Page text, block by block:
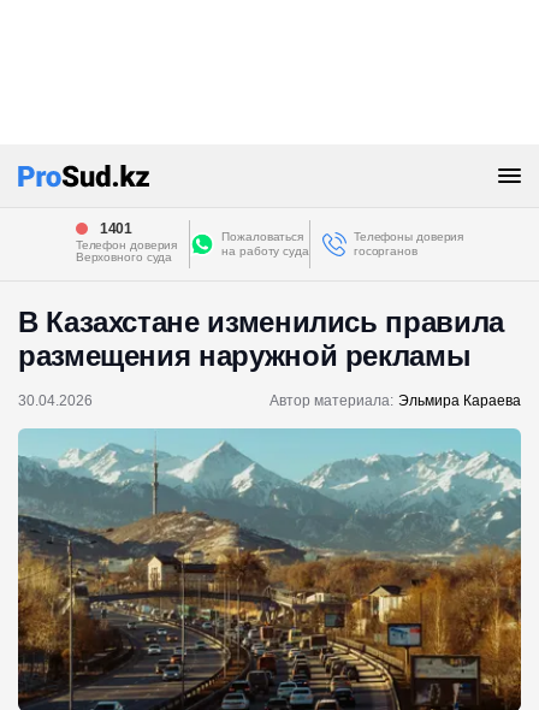
1401
Телефон доверия
Верховного суда
Пожаловаться
на работу суда
Телефоны доверия
госорганов
В Казахстане изменились правила
размещения наружной рекламы
30.04.2026 Автор материала: Эльмира Караева